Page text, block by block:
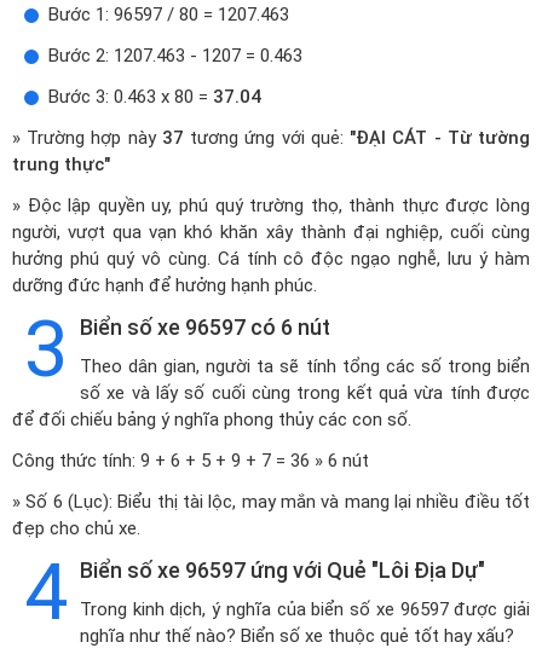
Bước 1: 96597 / 80 = 1207.463
Bước 2: 1207.463 - 1207 = 0.463
Bước 3: 0.463 x 80 = 37.04
» Trường hợp này 37 tương ứng với quẻ: "ĐẠI CÁT - Từ tường
trung thực"
» Độc lập quyền uy, phú quý trường thọ, thành thực được lòng
người, vượt qua vạn khó khăn xây thành đại nghiệp, cuối cùng
hưởng phú quý vô cùng. Cá tính cô độc ngạo nghễ, lưu ý hàm
dưỡng đức hạnh để hưởng hạnh phúc.
3 Biển số xe 96597 có 6 nút
Theo dân gian, người ta sẽ tính tổng các số trong biển
số xe và lấy số cuối cùng trong kết quả vừa tính được
để đối chiếu bảng ý nghĩa phong thủy các con số.
Công thức tính: 9 + 6 + 5 + 9 + 7 = 36 » 6 nút
» Số 6 (Lục): Biểu thị tài lộc, may mắn và mang lại nhiều điều tốt
đẹp cho chủ xe.
4 Biển số xe 96597 ứng với Quẻ "Lôi Địa Dự"
Trong kinh dịch, ý nghĩa của biển số xe 96597 được giải
nghĩa như thế nào? Biển số xe thuộc quẻ tốt hay xấu?